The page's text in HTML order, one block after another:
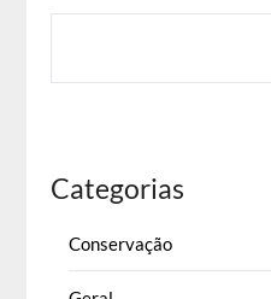
Categorias
Conservação